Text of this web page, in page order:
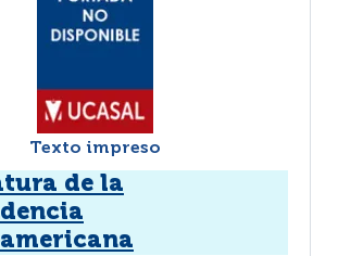
Texto impreso
de la